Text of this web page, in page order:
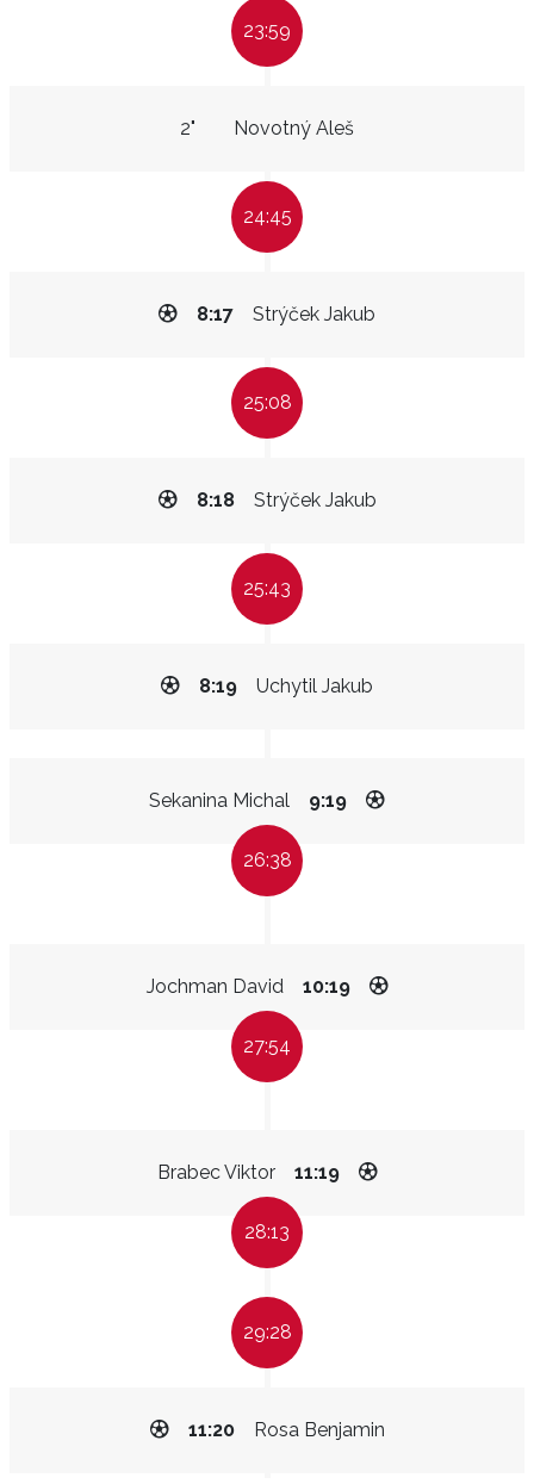
23:59
Novotný Aleš
2"
24:45
Strýček Jakub
8:17
25:08
Strýček Jakub
8:18
25:43
Uchytil Jakub
8:19
Sekanina Michal 9:19
26:38
Jochman David 10:19
27:54
Brabec Viktor 11:19
28:13
29:28
Rosa Benjamin
11:20